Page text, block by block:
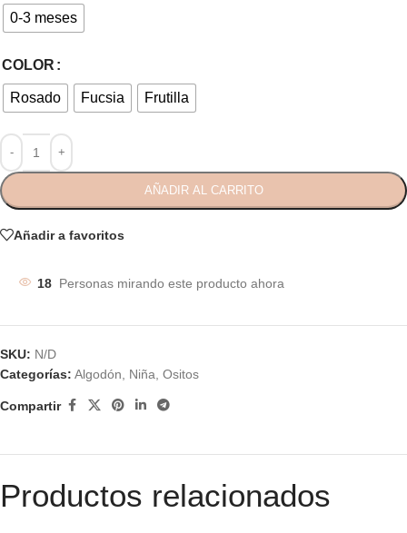
0-3 meses
COLOR
Rosado Fucsia Frutilla
AÑADIR AL CARRITO
Añadir a favoritos
18 Personas mirando este producto ahora
SKU: N/D
Categorías: Algodón, Niña, Ositos
Compartir
Productos relacionados